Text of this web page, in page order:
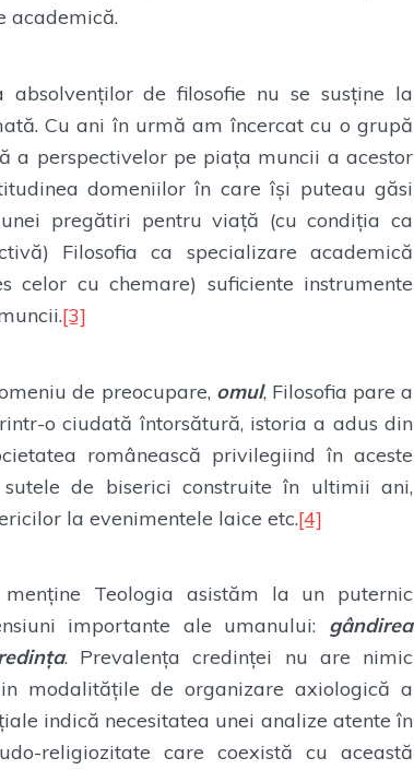
academică.
de filosofie nu se susține la
Cu ani în urmă am încercat cu o grupă
a perspectivelor pe piața muncii a acestor
domeniilor în care își puteau găsi
pregătiri pentru viață (cu condiția ca
Filosofia ca specializare academică
celor cu chemare) suficiente instrumente
[3]
de preocupare, omul, Filosofia pare a
o ciudată întorsătură, istoria a adus din
românească privilegiind în aceste
de biserici construite în ultimii ani,
la evenimentele laice etc.[4]
Teologia asistăm la un puternic
importante ale umanului: gândirea
. Prevalența credinței nu are nimic
modalitățile de organizare axiologică a
indică necesitatea unei analize atente în
religiozitate care coexistă cu această